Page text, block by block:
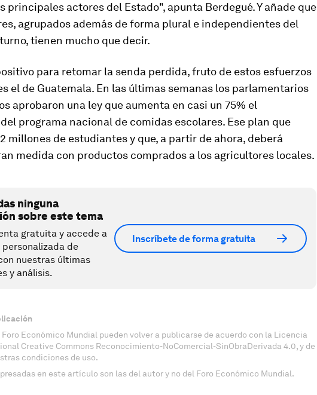
principales actores del Estado", apunta Berdegué. Y añade que
agrupados además de forma plural e independientes del
tienen mucho que decir.
para retomar la senda perdida, fruto de estos esfuerzos
el de Guatemala. En las últimas semanas los parlamentarios
aprobaron una ley que aumenta en casi un 75% el
programa nacional de comidas escolares. Ese plan que
millones de estudiantes y que, a partir de ahora, deberá
medida con productos comprados a los agricultores locales.
ninguna
sobre este tema
gratuita y accede a
de
nuestras últimas
y análisis.
Inscríbete de forma gratuita
Económico Mundial pueden volver a publicarse de acuerdo con la Licencia
Creative Commons Reconocimiento-NoComercial-SinObraDerivada 4.0, y de
condiciones de uso.
en este artículo son las del autor y no del Foro Económico Mundial.